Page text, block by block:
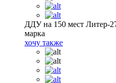
ДДУ на 150 мест Литер-
марка
хочу также